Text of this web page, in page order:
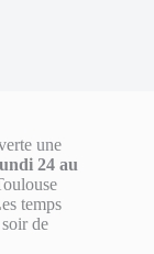
une
24 au
temps
de